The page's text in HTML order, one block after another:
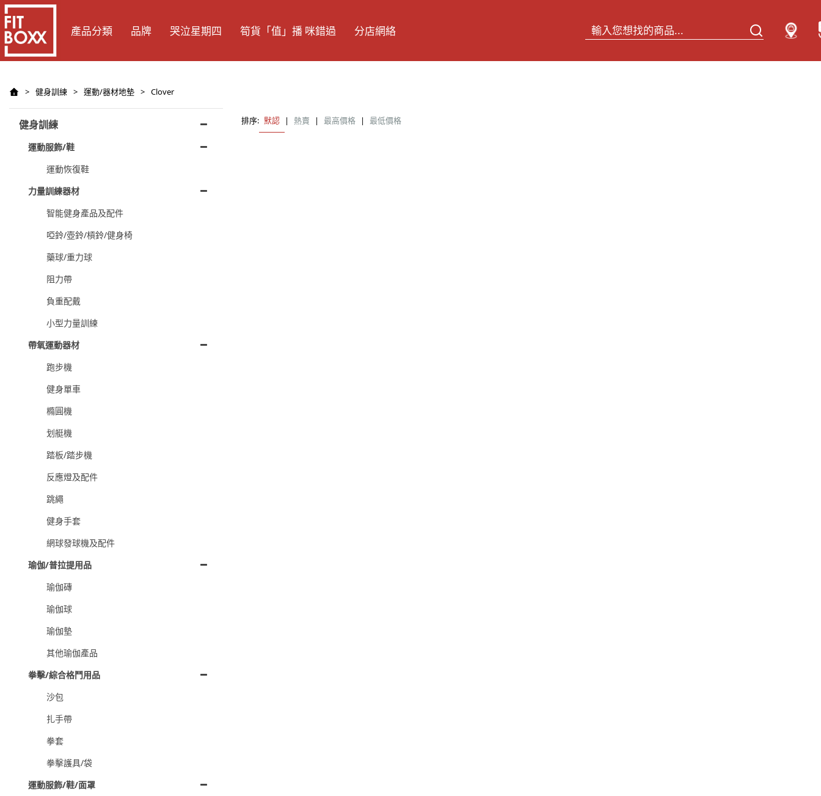
產品分類 品牌 哭泣星期四 筍貨「值」播 咪錯過 分店網絡
> 健身訓練 > 運動/器材地墊 > Clover
健身訓練
運動服飾/鞋
運動恢復鞋
力量訓練器材
智能健身產品及配件
啞鈴/壺鈴/槓鈴/健身椅
藥球/重力球
阻力帶
負重配戴
小型力量訓練
帶氧運動器材
跑步機
健身單車
橢圓機
划艇機
踏板/踏步機
反應燈及配件
跳繩
健身手套
網球發球機及配件
瑜伽/普拉提用品
瑜伽磚
瑜伽球
瑜伽墊
其他瑜伽產品
拳擊/綜合格鬥用品
沙包
扎手帶
拳套
拳擊護具/袋
運動服飾/鞋/面罩
排序: 默認 | 熱賣 | 最高價格 | 最低價格